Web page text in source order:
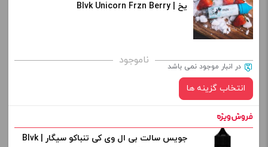
برای فعال شدن سبد خرید و نمایش قیمت ، گزینه های محصول را
از کادر بالا انتخاب کنید.
+
افزودن به سبد خرید
یخ | Blvk Unicorn Frzn Berry
ناموجود در انبار موجود نمی باشد
انتخاب گزینه ها
نیکوتین:
جویس سالت بی ال وی کی تنباکو سیگار | Blvk